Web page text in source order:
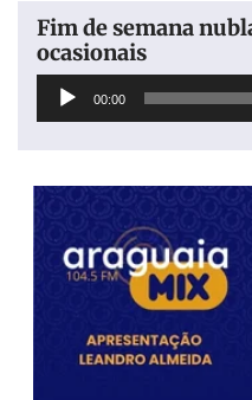
Fim de semana
ocasionais
Tocador
00:00